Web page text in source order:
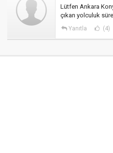
Lütfen Ankara
çıkan yolculuk
Yanıtla (4)